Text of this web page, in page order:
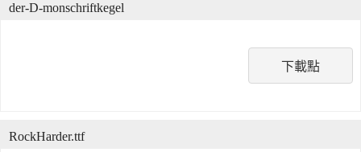
下載點
der-D-monschriftkegel
RockHarder.ttf